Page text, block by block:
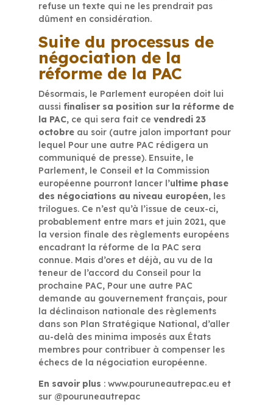
refuse un texte qui ne les prendrait pas
dûment en considération.
Suite du processus de
négociation de la
réforme de la PAC
Désormais, le Parlement européen doit lui
aussi finaliser sa position sur la réforme de
la PAC, ce qui sera fait ce vendredi 23
octobre au soir (autre jalon important pour
lequel Pour une autre PAC rédigera un
communiqué de presse). Ensuite, le
Parlement, le Conseil et la Commission
européenne pourront lancer l’ultime phase
des négociations au niveau européen, les
trilogues. Ce n’est qu’à l’issue de ceux-ci,
probablement entre mars et juin 2021, que
la version finale des règlements européens
encadrant la réforme de la PAC sera
connue. Mais d’ores et déjà, au vu de la
teneur de l’accord du Conseil pour la
prochaine PAC, Pour une autre PAC
demande au gouvernement français, pour
la déclinaison nationale des règlements
dans son Plan Stratégique National, d’aller
au-delà des minima imposés aux États
membres pour contribuer à compenser les
échecs de la négociation européenne.
En savoir plus : www.pouruneautrepac.eu et
sur @pouruneautrepac